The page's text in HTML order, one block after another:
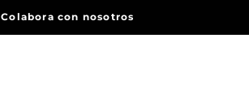
Colabora con nosotros